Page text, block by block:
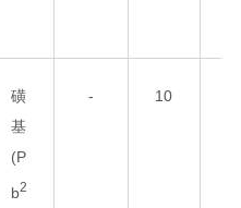
磺
基
(P
b2
- 10